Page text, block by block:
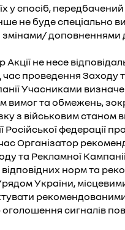
у спосіб, передбачений
не буде спеціально
доповненнями
Акції не несе
проведення Заходу
Учасниками
вимог та обмежень,
з військовим станом
Російської федерації
Організатор
та Рекламної
норм та
України,
сигналів